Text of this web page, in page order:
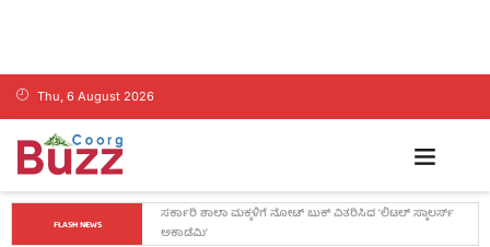
Thu, 6 August 2026
FLASH NEWS
ಕೊಡಗಿನ ಯುವ ನಾಯಕ ಪೊನ್ನಣ್ಣಗೆ ಸಚಿವ ಸ್ಥಾನ..? ನಿಯೋಗದ
ಎದುರು ಸಿಎಂ ಡಿ.ಕೆ. ಶಿವಕುಮಾರ್ ಮಹತ್ವದ ಸುಳಿವು..!